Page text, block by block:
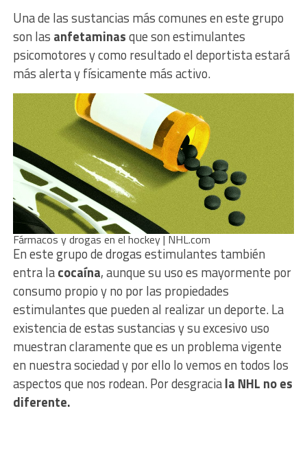
Una de las sustancias más comunes en este grupo
son las anfetaminasque son estimulantes
psicomotores y como resultado el deportista estará
más alerta y físicamente más activo.
Fármacos y drogas en el hockey | NHL.com
En este grupo de drogas estimulantes también
entra lacocaína, aunque su uso es mayormente por
consumo propio y no por las propiedades
estimulantes que pueden al realizar un deporte. La
existencia de estas sustancias y su excesivo uso
muestran claramente que es un problema vigente
en nuestra sociedad y por ello lo vemos en todos los
aspectos que nos rodean. Por desgraciala NHL no es
diferente.